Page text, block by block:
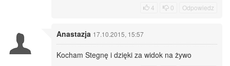
4 0 Odpowiedz
Anastazja 17.10.2015, 15:57
Kocham Stegnę i dzięki za widok na żywo